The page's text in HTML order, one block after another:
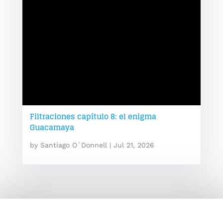
Filtraciones capítulo 8: el enigma
Guacamaya
by Santiago O´Donnell | Jul 21, 2026